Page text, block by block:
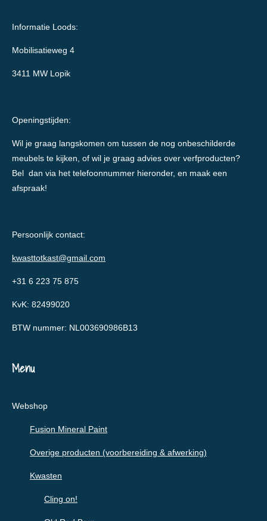
Informatie Loods:
Mobilisatieweg 4
3411 MW Lopik
Openingstijden:
Wil je graag langskomen om tussen de nog onbeschilderde
meubels te kijken, of wil je graag advies over verfproducten?
Bel dan via het telefoonnummer hieronder, en maak een
afspraak!
Persoonlijk contact:
kwasttotkast@gmail.com
+31 6 223 75 875
KvK: 82499020
BTW nummer: NL003690986B13
Menu
Webshop
Fusion Mineral Paint
Overige producten (voorbereiding & afwerking)
Kwasten
Cling on!